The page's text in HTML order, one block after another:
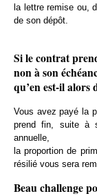
la lettre remise ou,
de son dépôt.
Si le contrat
non à son
qu’en est-il alors
Vous avez payé la
prend fin, suite à
annuelle,
la proportion de
résilié vous sera
Beau challenge